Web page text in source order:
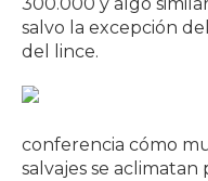
salvo la excepción
del lince.
conferencia cómo
salvajes se